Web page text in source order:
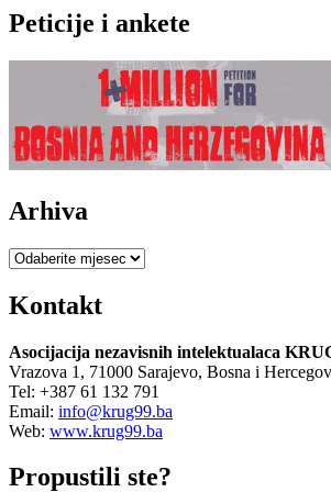
THE
WASHINGTON
LICEMJERJE
NEKIH
SVJETSKIH
VOĐA
U
PARIZU
pagination
Peticije i ankete
Arhiva
Arhiva
Kontakt
Asocijacija nezavisnih intelektualaca
Vrazova 1, 71000 Sarajevo, Bosna i
Tel: +387 61 132 791
Email: info@krug99.ba
Web: www.krug99.ba
Propustili ste?